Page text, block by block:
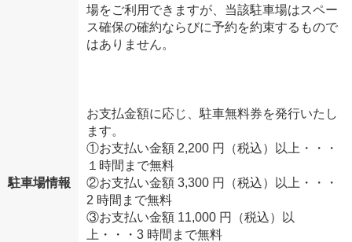
駐車場情報
場をご利用できますが、当該駐車場はスペー
ス確保の確約ならびに予約を約束するもので
はありません。
お支払金額に応じ、駐車無料券を発行いたし
ます。
①お支払い金額 2,200 円（税込）以上・・・
１時間まで無料
②お支払い金額 3,300 円（税込）以上・・・
2 時間まで無料
③お支払い金額 11,000 円（税込）以
上・・・3 時間まで無料